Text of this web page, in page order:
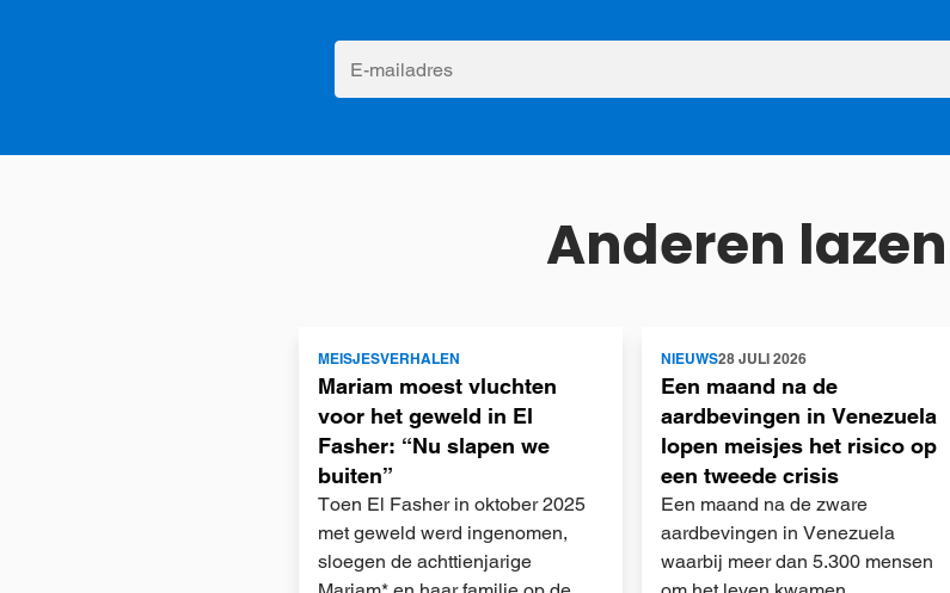
E-
mailadres
Anderen
MEISJESVERHALEN
Mariam moest vluchten
voor het geweld in El
Fasher: “Nu slapen we
buiten”
Toen El Fasher in oktober 2025
met geweld werd ingenomen,
sloegen de achttienjarige
meer
NIEUWS28 JULI 2026
Een maand na de
aardbevingen in Venezuela
lopen meisjes het risico op
een tweede crisis
Een maand na de zware
aardbevingen in Venezuela
waarbij meer dan 5.300 mensen
meer